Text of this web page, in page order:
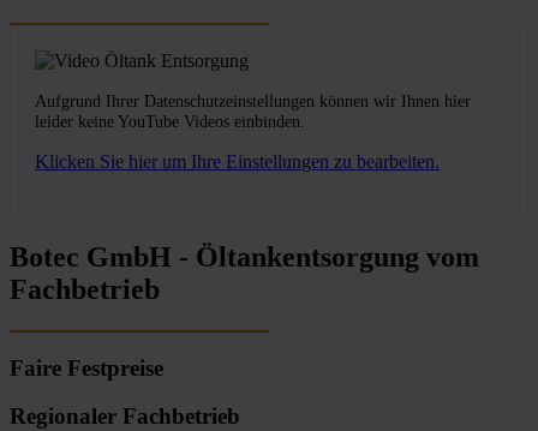
Aufgrund Ihrer Datenschutzeinstellungen können wir Ihnen hier
leider keine YouTube Videos einbinden.
Klicken Sie hier um Ihre Einstellungen zu bearbeiten.
Botec GmbH - Öltankentsorgung vom
Fachbetrieb
Faire Festpreise
Regionaler Fachbetrieb